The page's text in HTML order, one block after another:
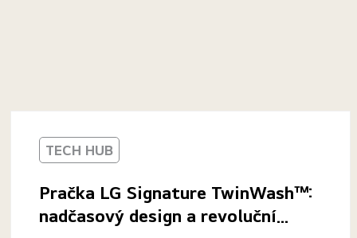
TECH HUB
Pračka LG Signature TwinWash™:
nadčasový design a revoluční...